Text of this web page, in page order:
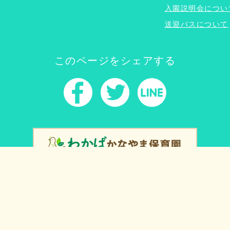
入園説明会につい
送迎バスについて
このページをシェアする